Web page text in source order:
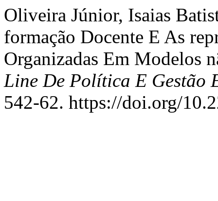
Oliveira Júnior, Isaias
formação Docente E As
Organizadas Em Modelos
Line De Política E Gestão
542-62. https://doi.org/